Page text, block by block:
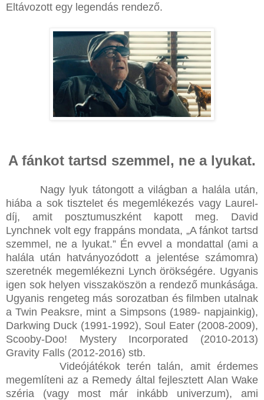
Eltávozott egy legendás rendező.
A fánkot tartsd szemmel, ne a lyukat.
Nagy lyuk tátongott a világban a halála után,
hiába a sok tisztelet és megemlékezés vagy Laurel-
díj, amit posztumuszként kapott meg. David
Lynchnek volt egy frappáns mondata, „A fánkot tartsd
szemmel, ne a lyukat.” Én evvel a mondattal (ami a
halála után hatványozódott a jelentése számomra)
szeretnék megemlékezni Lynch örökségére. Ugyanis
igen sok helyen visszaköszön a rendező munkásága.
Ugyanis rengeteg más sorozatban és filmben utalnak
a Twin Peaksre, mint a Simpsons (1989- napjainkig),
Darkwing Duck (1991-1992), Soul Eater (2008-2009),
Scooby-Doo! Mystery Incorporated (2010-2013)
Gravity Falls (2012-2016) stb.
Videójátékok terén talán, amit érdemes
megemlíteni az a Remedy által fejlesztett Alan Wake
széria (vagy most már inkább univerzum), ami